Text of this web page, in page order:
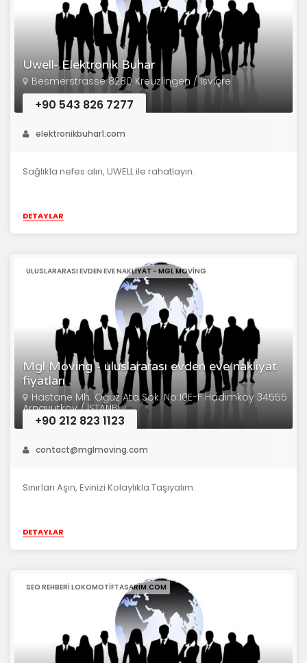
Uwell- Elektronik Buhar
Besmerstrasse 8280 Kreuzlingen / İsviçre
+90 543 826 7277
elektronikbuhar1.com
Sağlıkla nefes alın, UWELL ile rahatlayın.
DETAYLAR
Mgl Moving - uluslararası evden eve nakliyat
fiyatları
ULUSLARARASI EVDEN EVE NAKLIYAT - MGL MOVING
Hastane Mh. Oğuz Ata Sok. No:10E-F Hadımköy 34555
Arnavutköy / İSTANBUL
+90 212 823 1123
contact@mglmoving.com
Sınırları Aşın, Evinizi Kolaylıkla Taşıyalım.
DETAYLAR
SEO REHBERI LOKOMOTIFTASARIM.COM